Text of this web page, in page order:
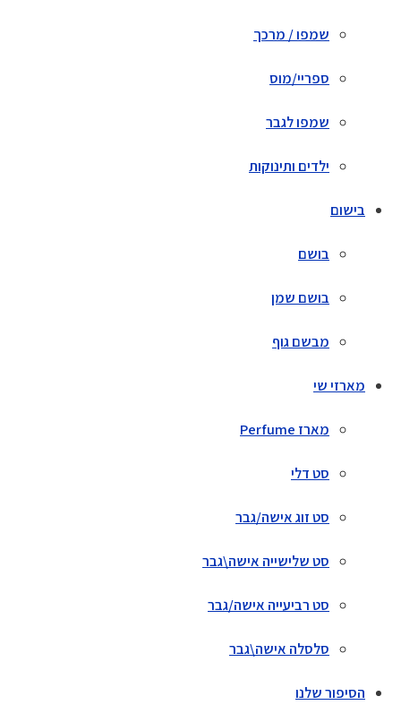
שמפו / מרכך
ספריי/מוס
שמפו לגבר
ילדים ותינוקות
בישום
בושם
בושם שמן
מבשם גוף
מארזי שי
מארז Perfume
סט דלי
סט זוג אישה/גבר
סט שלישייה אישה\גבר
סט רביעייה אישה/גבר
סלסלה אישה\גבר
הסיפור שלנו